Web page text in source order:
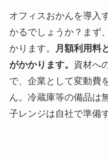
オフィスおかんを導入
かるでしょうか？まず
かります。
月額利用料
がかかります。 資材へ
で、企業として変動費
ん。冷蔵庫等の備品は
子レンジは自社で準備